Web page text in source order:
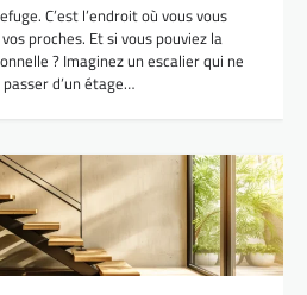
C’est l’endroit où vous vous
proches. Et si vous pouviez la
? Imaginez un escalier qui ne
d’un étage…